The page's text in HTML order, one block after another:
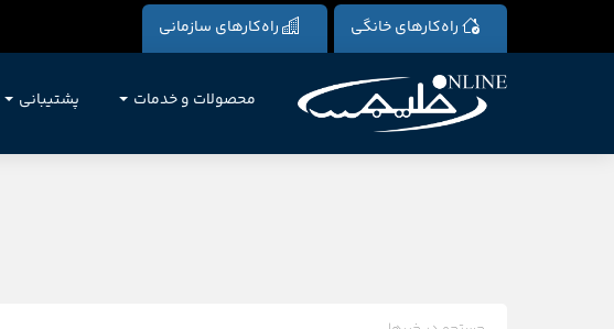
راه‌کارهای خانگی راه‌کارهای سازمانی
محصولات و خدمات پشتیبانی